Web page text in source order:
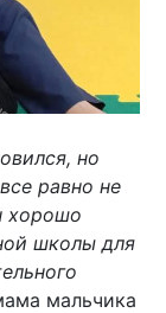
но
равно не
хорошо
школы для
мальчика